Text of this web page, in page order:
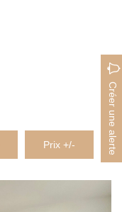
Créer une alerte
Prix +/-